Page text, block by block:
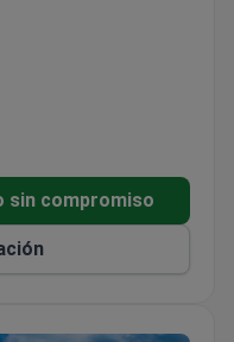
frecuencia.
sin compromiso